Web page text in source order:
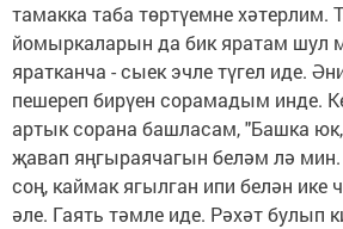
тамакка таба төртүемне хәтерлим.
йомыркаларын да бик яратам шул
яратканча - сыек эчле түгел иде.
пешереп бирүен сорамадым инде.
артык сорана башласам, "Башка
җавап яңгыраячагын беләм лә
соң, каймак ягылган ипи белән ике
әле. Гаять тәмле иде. Рәхәт булып